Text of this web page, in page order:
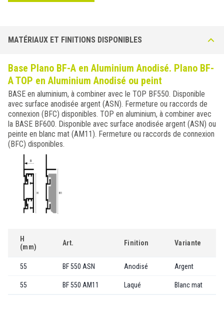
MATÉRIAUX ET FINITIONS DISPONIBLES
Base Plano BF-A en Aluminium Anodisé. Plano BF-
A TOP en Aluminium Anodisé ou peint
BASE en aluminium, à combiner avec le TOP BF550. Disponible
avec surface anodisée argent (ASN). Fermeture ou raccords de
connexion (BFC) disponibles. TOP en aluminium, à combiner avec
la BASE BF600. Disponible avec surface anodisée argent (ASN) ou
peinte en blanc mat (AM11). Fermeture ou raccords de connexion
(BFC) disponibles.
H
(mm)
Art. Finition Variante
55 BF 550 ASN Anodisé Argent
55 BF 550 AM11 Laqué Blanc mat